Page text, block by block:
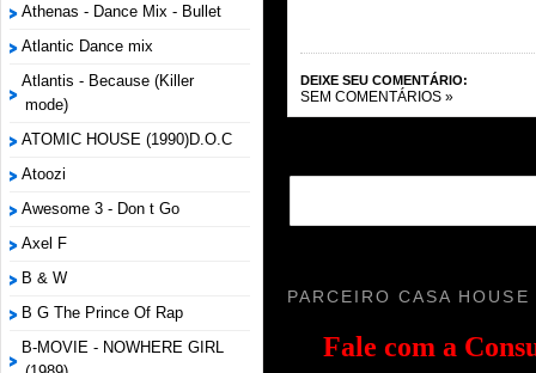
Athenas - Dance Mix - Bullet
Atlantic Dance mix
Atlantis - Because (Killer
mode)
ATOMIC HOUSE (1990)D.O.C
Atoozi
Awesome 3 - Don t Go
Axel F
B & W
B G The Prince Of Rap
B-MOVIE - NOWHERE GIRL
DEIXE SEU COMENTÁRIO:
SEM COMENTÁRIOS »
PARCEIRO CASA HOUSE
Fale com a